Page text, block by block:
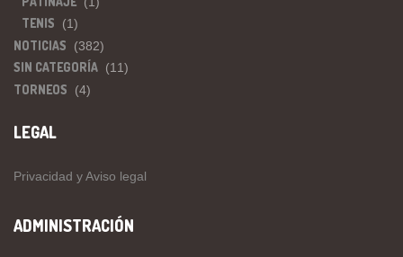
TENIS (1)
NOTICIAS (382)
SIN CATEGORÍA (11)
TORNEOS (4)
LEGAL
Privacidad y Aviso legal
ADMINISTRACIÓN